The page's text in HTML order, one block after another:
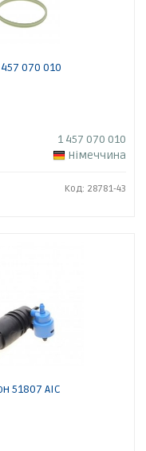
070 010
1 457 070 010
Німеччина
Код: 28781-43
51807 AIC